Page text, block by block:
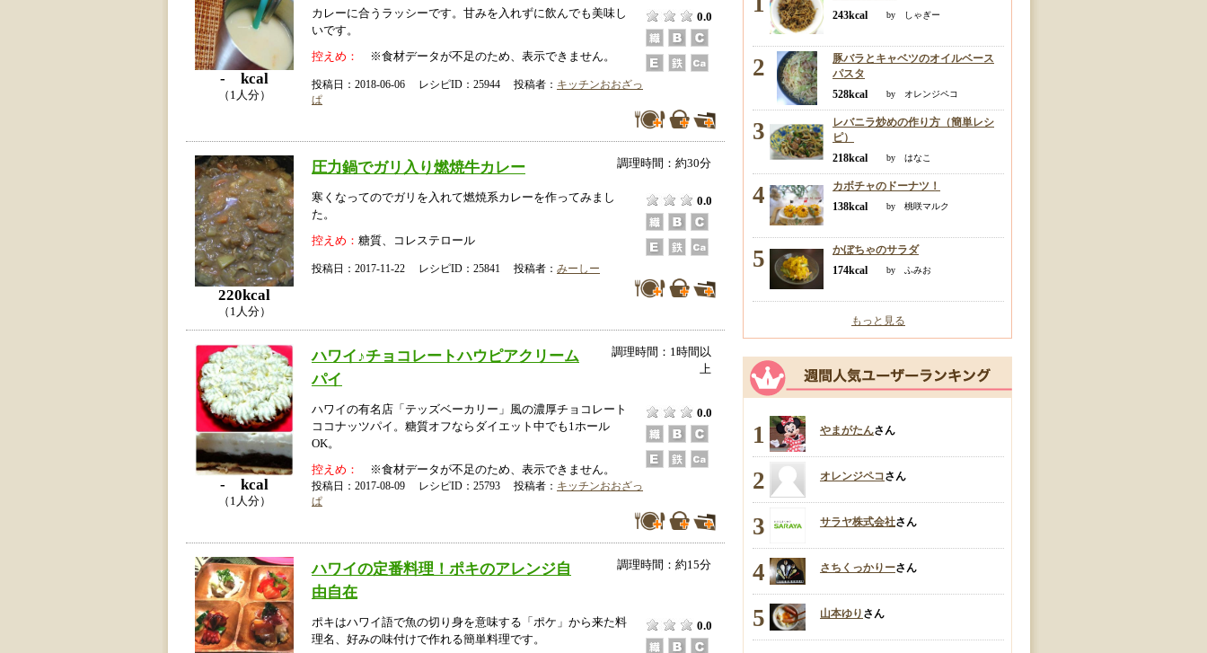
- kcal
（1人分）
カレーに合うラッシーです。甘みを入れずに飲んでも美味し
いです。
0.0
控えめ： ※食材データが不足のため、表示できません。
投稿日：2018-06-06 レシピID：25944 投稿者： キッチンおおざっ
ぱ
220kcal
（1人分）
圧力鍋でガリ入り燃焼牛カレー 調理時間：約30分
寒くなってのでガリを入れて燃焼系カレーを作ってみまし
た。
0.0
控えめ： 糖質、コレステロール
投稿日：2017-11-22 レシピID：25841 投稿者： みーしー
- kcal
（1人分）
ハワイ♪チョコレートハウピアクリーム
パイ
調理時間：1時間以
上
ハワイの有名店「テッズベーカリー」風の濃厚チョコレート
ココナッツパイ。糖質オフならダイエット中でも1ホール
OK。
0.0
控えめ： ※食材データが不足のため、表示できません。
投稿日：2017-08-09 レシピID：25793 投稿者： キッチンおおざっ
ぱ
ハワイの定番料理！ポキのアレンジ自
由自在
調理時間：約15分
ポキはハワイ語で魚の切り身を意味する「ポケ」から来た料
理名、好みの味付けで作れる簡単料理です。
0.0
243kcal
by しゃぎー
2
豚バラとキャベツのオイルベース
パスタ
528kcal
by オレンジペコ
3
レバニラ炒めの作り方（簡単レシ
ピ）
218kcal
by はなこ
4
カボチャのドーナツ！
138kcal
by 桃咲マルク
5
かぼちゃのサラダ
174kcal
by ふみお
もっと見る
1 やまがたんさん
2 オレンジペコさん
3 サラヤ株式会社さん
4 さちくっかりーさん
5 山本ゆり さん